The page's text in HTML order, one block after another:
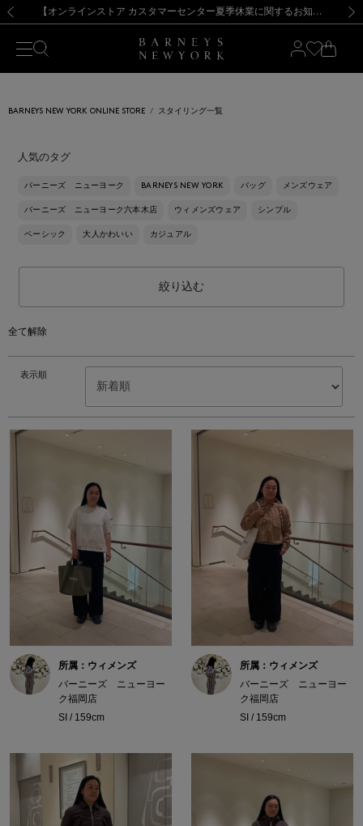
新規登録のお客様も対象！＜MY BARNEYS＞会員のお客様は11,000円（税込）以上のお買上げで常時送料無料！お買い物の際は会員登録を！
【夏季休業に伴う出荷一時停止のお知らせ】(2026.8.7) 【オンラインストア カスタマーセンター夏季休業に関するお知らせ】（2026.8.7）
【夏季休業に伴う返品・交換承り一時停止のお知らせ】（2026.8.5）
熊本県を中心とした地震の影響によるお荷物のお届けについて
【開催中】SUMMER SALEのご案内・ご注意事項 新規登録のお客様も対象！＜MY BARNEYS＞会員のお客様は11,000円（税込）以上のお買上げで常時送料無料！お買い物の際は会員登録を！
【夏季休業に伴う出荷一時停止のお知らせ】(2026.8.7)
BARNEYS NEW YORK ONLINE STORE スタイリング一覧
人気のタグ
バーニーズ ニューヨーク BARNEYS NEW YORK バッグ メンズウェア
バーニーズ ニューヨーク六本木店 ウィメンズウェア シンプル
ベーシック 大人かわいい カジュアル
絞り込む
全て解除
表示順
所属：ウィメンズ
バーニーズ ニューヨー
ク福岡店
SI / 159cm
所属：ウィメンズ
バーニーズ ニューヨー
ク福岡店
SI / 159cm